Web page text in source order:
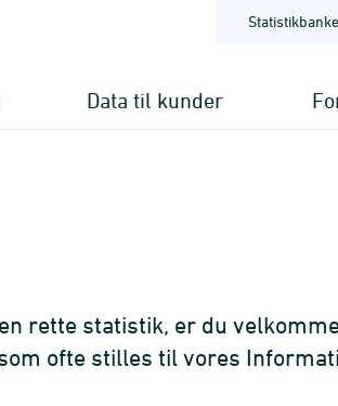
Data til kunder
rette statistik, er du
ofte stilles til vores